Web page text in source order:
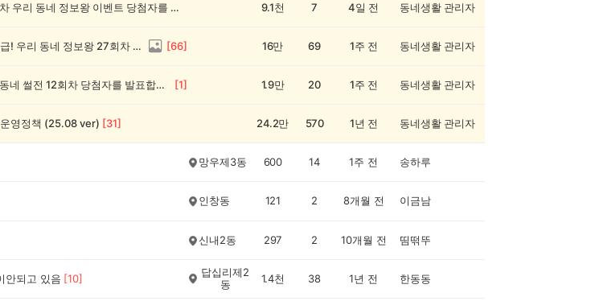
💰[당첨자 발표] 26회차 우리 동네 정보왕 이벤트 당첨자를 발표합니다! 9.1천 7 4일 전 동네생활 관리자
💸 전원 2,000캐시 지급! 우리 동네 정보왕 27회차 (~8/10) [66] 16만 69 1주 전 동네생활 관리자
💰[당첨자 발표] 우리 동네 썰전 12회차 당첨자를 발표합니다! [1] 1.9만 20 1주 전 동네생활 관리자
영정책 (25.08 ver) [31] 24.2만 570 1년 전 동네생활 관리자
망우제3동 600 14 1주 전 송하루
인창동 121 2 8개월 전 이금남
신내2동 297 2 10개월 전 띰떢뚜
안되고 있음 [10]
답십리제2
동
1.4천 38 1년 전 한동동